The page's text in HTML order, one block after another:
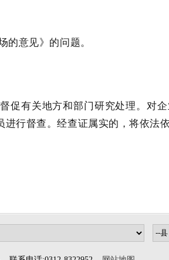
意见》的问题。
促有关地方和部门研究处理。对
行督查。经查证属实的，将依法依